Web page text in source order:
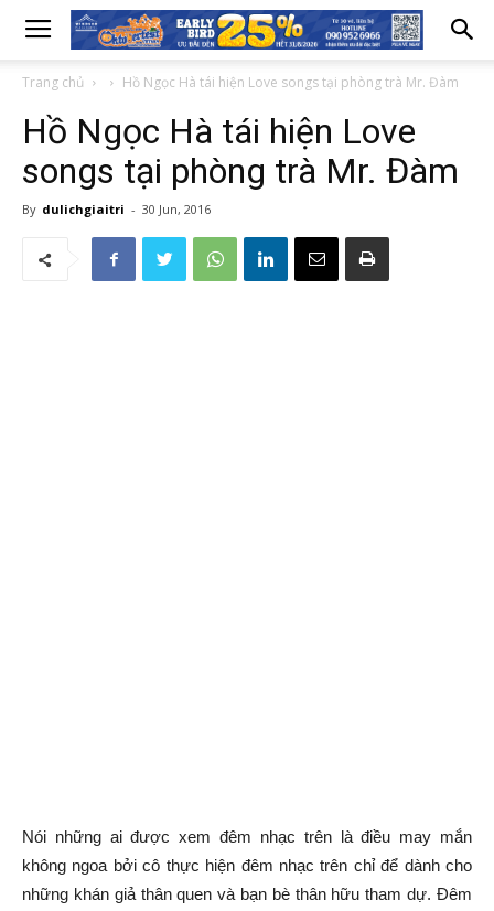
Trang chủ Hồ Ngọc Hà tái hiện Love songs tại phòng trà Mr. Đàm
Hồ Ngọc Hà tái hiện Love
songs tại phòng trà Mr. Đàm
By dulichgiaitri - 30 Jun, 2016
Nói những ai được xem đêm nhạc trên là điều may mắn
không ngoa bởi cô thực hiện đêm nhạc trên chỉ để dành cho
những khán giả thân quen và bạn bè thân hữu tham dự. Đêm